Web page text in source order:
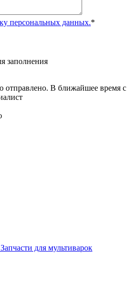
персональных данных.*
заполнения
отправлено. В ближайшее время с
Запчасти для мультиварок